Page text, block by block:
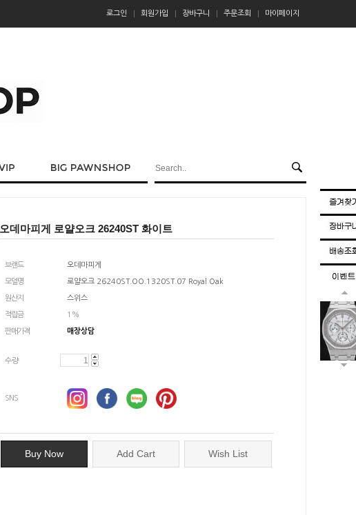
로그인 회원가입 장바구니 주문조회 마이페이지
오데마피게 로얄오크 26240ST 화이트
브랜드 오데마피게
모델명 로얄오크 26240ST.OO.1320ST.07 Royal Oak
원산지 스위스
적립금 1%
판매가격 매장상담
수량
SNS
Buy Now Add Cart Wish List